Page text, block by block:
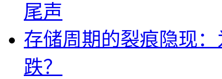
尾声
存储周期的裂痕隐现
跌？